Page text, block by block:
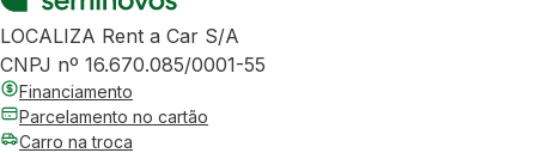
LOCALIZA Rent a Car S/A
CNPJ nº 16.670.085/0001-55
Financiamento
Parcelamento no cartão
Carro na troca